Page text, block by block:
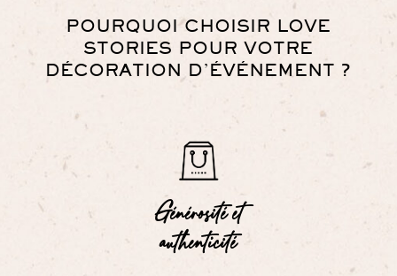
POURQUOI CHOISIR LOVE
STORIES POUR VOTRE
DÉCORATION D’ÉVÉNEMENT ?
Générosité et
authenticité